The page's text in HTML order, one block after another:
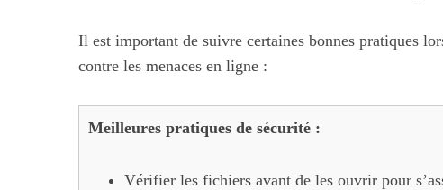
Il est important de suivre certaines bonnes pratiques
contre les menaces en ligne :
Meilleures pratiques de sécurité :
Vérifier les fichiers avant de les ouvrir pour